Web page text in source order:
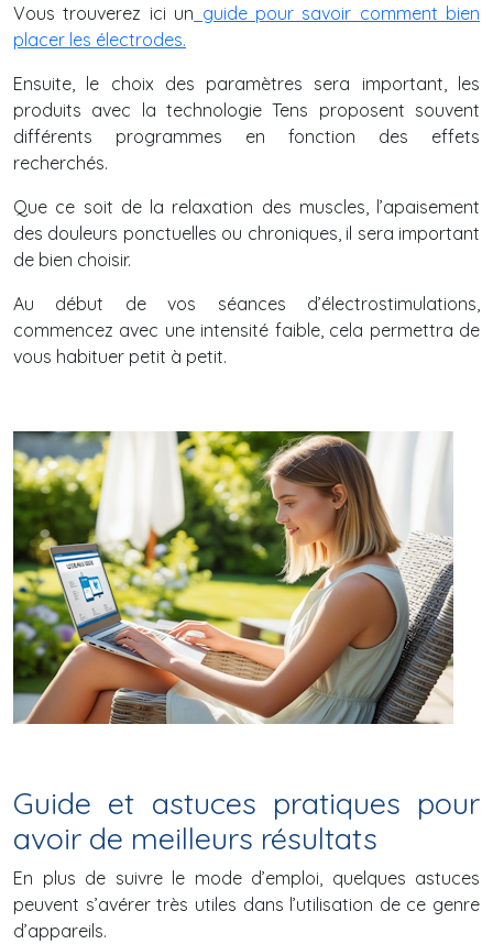
Vous trouverez ici un guide pour savoir comment bien
placer les électrodes.
Ensuite, le choix des paramètres sera important, les
produits avec la technologie Tens proposent souvent
différents programmes en fonction des effets
recherchés.
Que ce soit de la relaxation des muscles, l’apaisement
des douleurs ponctuelles ou chroniques, il sera important
de bien choisir.
Au début de vos séances d’électrostimulations,
commencez avec une intensité faible, cela permettra de
vous habituer petit à petit.
Guide et astuces pratiques pour
avoir de meilleurs résultats
En plus de suivre le mode d’emploi, quelques astuces
peuvent s’avérer très utiles dans l’utilisation de ce genre
d’appareils.